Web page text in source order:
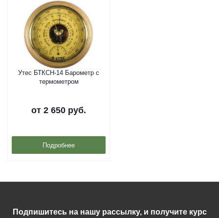
Утес БТКСН-14 Барометр с
термометром
от 2 650 руб.
Подробнее
Подпишитесь на нашу рассылку, и получите курс